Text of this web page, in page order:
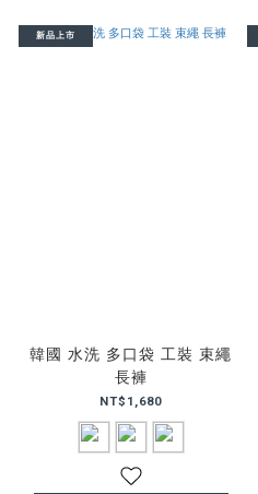
新品上市
韓國 水洗 多口袋 工裝 束繩
長褲
NT$1,680